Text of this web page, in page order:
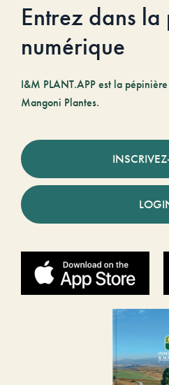
Entrez dans
numérique
I&M PLANT.APP est la
Mangoni Plantes.